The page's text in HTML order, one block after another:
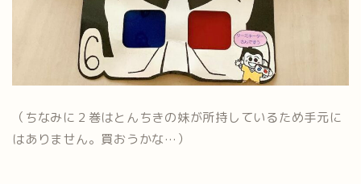
（ちなみに２巻はとんちきの妹が所持しているため手元に
はありません。買おうかな…）